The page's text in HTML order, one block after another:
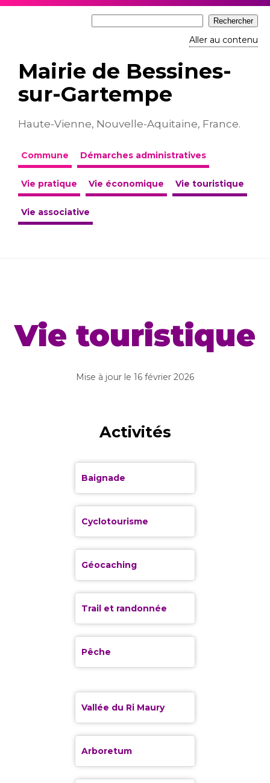
Aller au contenu
Mairie de Bessines-
sur-Gartempe
Haute-Vienne, Nouvelle-Aquitaine, France.
Commune Démarches administratives
Vie pratique Vie économique Vie touristique
Vie associative
Vie touristique
Mise à jour le 16 février 2026
Activités
Baignade
Cyclotourisme
Géocaching
Trail et randonnée
Pêche
Vallée du Ri Maury
Arboretum